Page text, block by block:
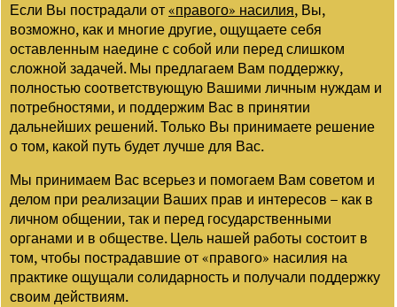
Если Вы пострадали от«правого» насилия, Вы,
возможно, как и многие другие, ощущаете себя
оставленным наедине с собой или перед слишком
сложной задачей. Мы предлагаем Вам поддержку,
полностью соответствующую Вашими личным нуждам и
потребностями, и поддержим Вас в принятии
дальнейших решений. Только Вы принимаете решение
о том, какой путь будет лучше для Вас.
Мы принимаем Вас всерьез и помогаем Вам советом и
делом при реализации Ваших прав и интересов – как в
личном общении, так и перед государственными
органами и в обществе. Цель нашей работы состоит в
том, чтобы пострадавшие от «правого» насилия на
практике ощущали солидарность и получали поддержку
своим действиям.